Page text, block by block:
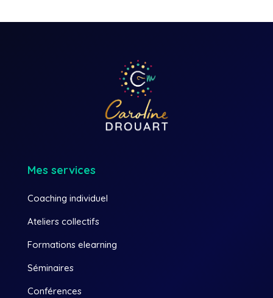
Mes services
Coaching individuel
Ateliers collectifs
Formations elearning
Séminaires
Conférences